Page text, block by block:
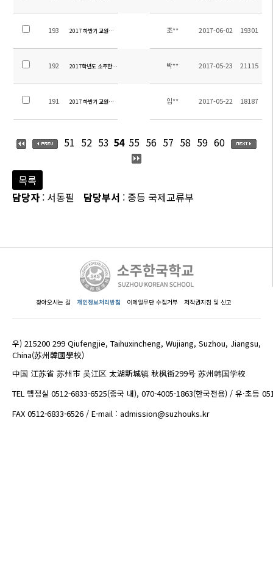
193 2017 하반기 교원채용 서류심사 합격자 발표 조** 2017-06-02 19301
192 2017학년도 소주한국학교 중등 수학여행 용역업체 선정 입찰 재공고(긴급)
박** 2017-05-23 21115
191 2017 하반기 교원선발 공고(2차 접수기간 연장)임** 2017-05-22 18187
51 52 53 54 55 56 57 58 59 60
목록
담당자 : 서동필 담당부서 : 중등 국제교류부
찾아오시는 길 개인정보처리방침 이메일무단 수집거부 저작권지침 및 신고
우) 215200 299 Qiufengjie, Taihuxincheng, Wujiang, Suzhou, Jiangsu,
China(苏州韓國學校)
中国 江苏省 苏州市 吴江区 太湖新城镇 秋枫街299号 苏州韩国学校
TEL 행정실 0512-6833-6525(중국 내), 070-4005-1863(한국전용) / 유·초등
FAX 0512-6833-6526 / E-mail : admission@suzhouks.kr